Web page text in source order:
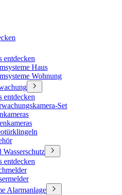
entdecken
Haus
Wohnung
entdecken
Set
entdecken
Alarmanlage